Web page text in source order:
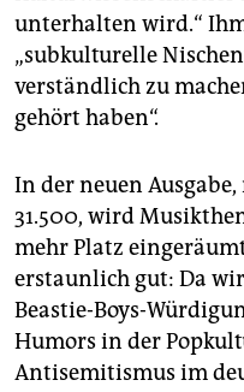
unterhalten wird.“
„subkulturelle
verständlich zu
gehört haben“.
In der neuen
31.500, wird
mehr Platz
erstaunlich gut: Da
Beastie-Boys-
Humors in der
Antisemitismus im